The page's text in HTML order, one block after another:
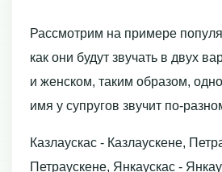
Рассмотрим на примере
как они будут звучать в двух
и женском, таким образом,
имя у супругов звучит по-
Казлаускас - Казлаускене,
Петраускене, Янкаускас -